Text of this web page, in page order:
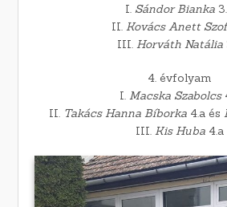
I. Sándor Bianka
II. Kovács Anett
III. Horváth Natália
4. évfolyam
I. Macska Szabolcs
II. Takács Hanna Bíborka 4.a és
III. Kis Huba 4.a